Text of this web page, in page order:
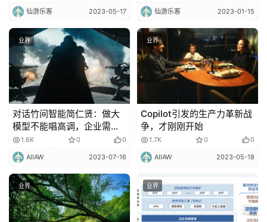
仙游乐客 2023-05-17 仙游乐客 2023-01-15
业界
对话竹间智能简仁贤：做大
模型不能唱高调，企业需要
低成本、平民化的模型产品
1.6K 0 0
AIIAW 2023-07-16
业界
Copilot引发的生产力革新战
争，才刚刚开始
1.7K 0 0
AIIAW 2023-05-18
业界 业界